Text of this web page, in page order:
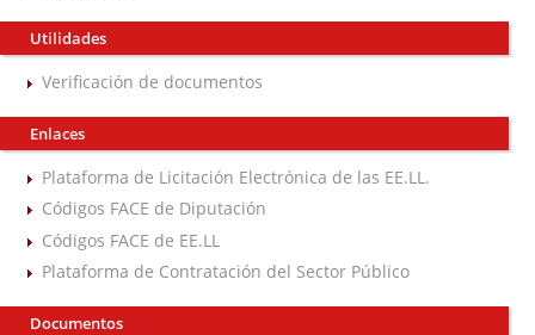
Utilidades
Verificación de documentos
Enlaces
Plataforma de Licitación Electrónica de las EE.LL.
Códigos FACE de Diputación
Códigos FACE de EE.LL
Plataforma de Contratación del Sector Público
Documentos